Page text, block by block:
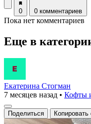
0 0 комментариев
Пока нет комментариев
Еще в
Екатерина Стогман
7 месяцев назад • Кофты
Поделиться